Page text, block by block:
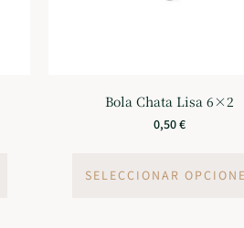
Bola Chata Lisa 6×2
0,50€
SELECCIONAR